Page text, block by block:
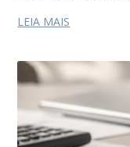
LEIA MAIS